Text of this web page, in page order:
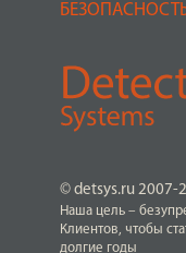
© detsys.ru 2007-
Наша цель –
Клиентов, чтобы
долгие годы